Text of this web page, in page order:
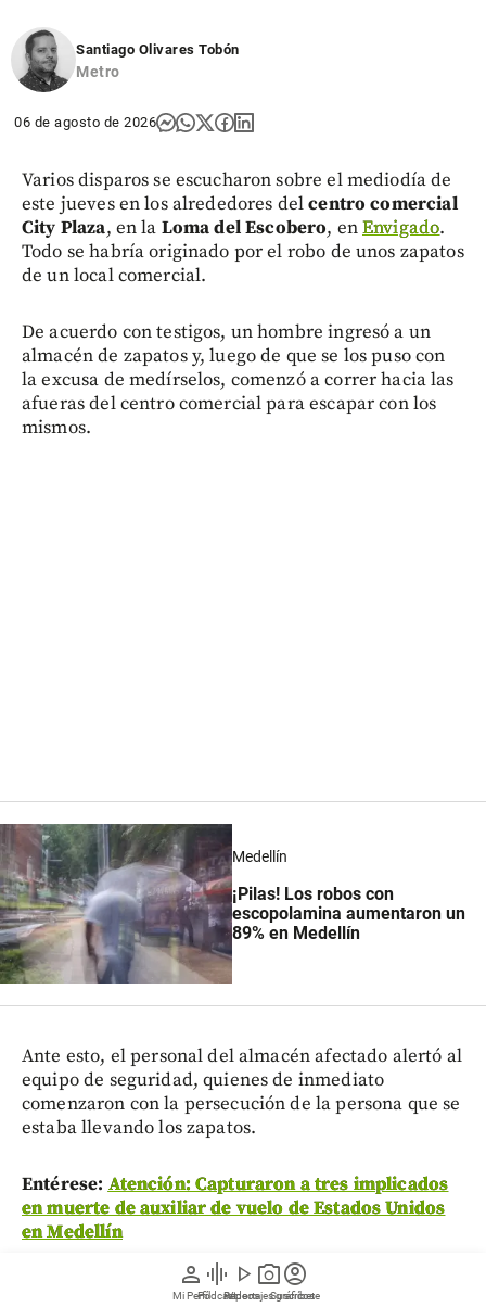
person
Mi Perfil
graphic_eq
Pódcast
play_arrow
Videos
photo_camera
Reportajes gráficos
account_circle
Suscríbete
Santiago Olivares Tobón
Metro
06 de agosto de 2026
Varios disparos se escucharon sobre el mediodía de
este jueves en los alrededores delcentro comercial
City Plaza, en la Loma del Escobero, enEnvigado.
Todo se habría originado por el robo de unos zapatos
de un local comercial.
De acuerdo con testigos, un hombre ingresó a un
almacén de zapatos y, luego de que se los puso con
la excusa de medírselos, comenzó a correr hacia las
afueras del centro comercial para escapar con los
mismos.
Medellín
¡Pilas! Los robos con
escopolamina aumentaron un
89% en Medellín
Ante esto, el personal del almacén afectado alertó al
equipo de seguridad, quienes de inmediato
comenzaron con la persecución de la persona que se
estaba llevando los zapatos.
Entérese: Atención: Capturaron a tres implicados
en muerte de auxiliar de vuelo de Estados Unidos
en Medellín
Debido a la alerta del equipo de seguridad de City